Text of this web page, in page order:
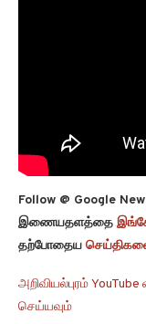
Follow @ Google
இணையதளத்தை
தற்போதைய
அறிவியல்புரம்
செய்யவும்